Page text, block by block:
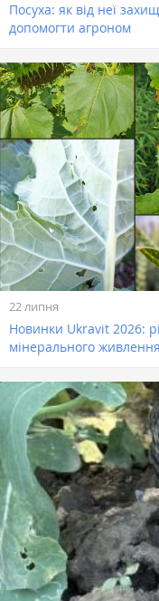
Посуха: як від неї
допомогти агроном
22 липня
Новинки Ukravit 2026:
мінерального живлення